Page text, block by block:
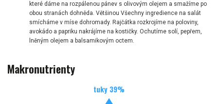
které dáme na rozpálenou pánev s olivovým olejem a smažíme po
obou stranách dohněda. Většinou Všechny ingredience na salát
smícháme v míse dohromady. Rajčátka rozkrojíme na poloviny,
avokádo a papriku nakrájíme na kostičky. Ochutíme solí, pepřem,
lněným olejem a balsamikovým octem.
Makronutrienty
tuky 39%